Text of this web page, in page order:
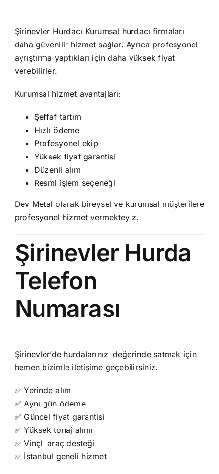
Şirinevler Hurdacı Kurumsal hurdacı firmaları
daha güvenilir hizmet sağlar. Ayrıca profesyonel
ayrıştırma yaptıkları için daha yüksek fiyat
verebilirler.
Kurumsal hizmet avantajları:
Şeffaf tartım
Hızlı ödeme
Profesyonel ekip
Yüksek fiyat garantisi
Düzenli alım
Resmi işlem seçeneği
Dev Metal olarak bireysel ve kurumsal müşterilere
profesyonel hizmet vermekteyiz.
Şirinevler Hurda
Telefon
Numarası
Şirinevler’de hurdalarınızı değerinde satmak için
hemen bizimle iletişime geçebilirsiniz.
✅ Yerinde alım
✅ Aynı gün ödeme
✅ Güncel fiyat garantisi
✅ Yüksek tonaj alımı
✅ Vinçli araç desteği
✅ İstanbul geneli hizmet